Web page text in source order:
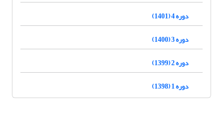
دوره 4 (1401)
دوره 3 (1400)
دوره 2 (1399)
دوره 1 (1398)